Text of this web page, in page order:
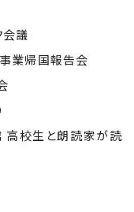
議
業帰国報告会
校生と朗読家が読